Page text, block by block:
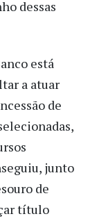
dessas
está
a atuar
de
junto
de
título